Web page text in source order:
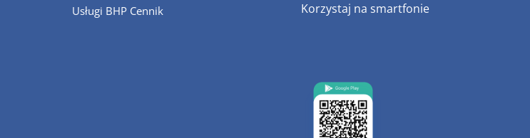
Usługi BHP Cennik
Korzystaj na smartfonie